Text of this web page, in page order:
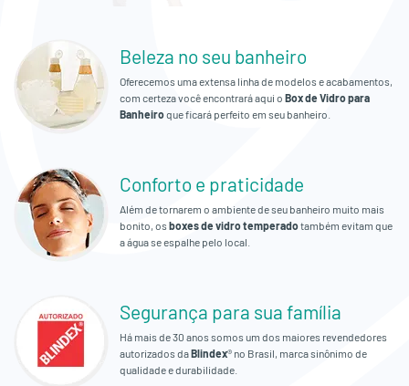
Orçamento
Fale
Conosco
Beleza no seu banheiro
Oferecemos uma extensa linha de modelos e acabamentos,
com certeza você encontrará aqui o Box de Vidro para
Banheiroque ficará perfeito em seu banheiro.
Conforto e praticidade
Além de tornarem o ambiente de seu banheiro muito mais
bonito, os boxes de vidro temperadotambém evitam que
a água se espalhe pelo local.
Segurança para sua família
Há mais de 30 anos somos um dos maiores revendedores
autorizados daBlindex® no Brasil, marca sinônimo de
qualidade e durabilidade.